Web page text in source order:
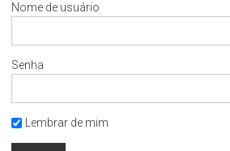
Nome de usuário
Senha
Lembrar de mim